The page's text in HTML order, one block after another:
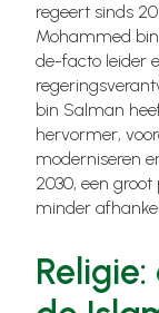
regeert sinds
Mohammed
de-facto leider
bin Salman
hervormer,
moderniseren
2030, een
minder